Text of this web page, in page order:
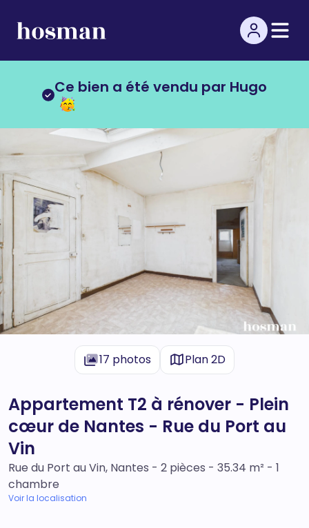
Ce bien a été vendu par Hugo
17 photos Plan 2D
Appartement T2 à rénover - Plein
cœur de Nantes - Rue du Port au
Vin
Rue du Port au Vin, Nantes - 2 pièces - 35.34 m² - 1
chambre
Voir la localisation